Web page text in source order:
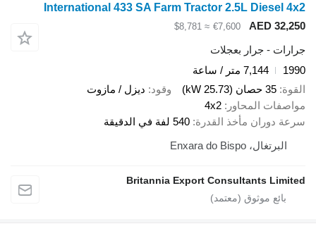
International 433 SA Farm Tractor 2.5L Diesel
AED
€7,600
≈ $8,781
- جرار بعجلات
7,144 متر / ساعة
35 حصان (25.73 kW) وقود ديزل / مازوت
المحاور 4x2
دوران مأخذ القدرة 540 لفة في الدقيقة
البرتغال، Enxara do Bispo
Britannia Export Consultants